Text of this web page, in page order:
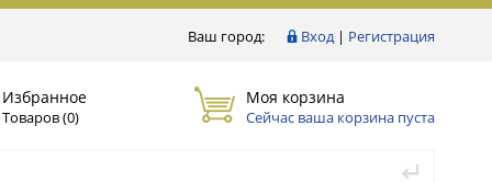
Ваш город: Вход| Регистрация
Избранное
Товаров (0)
Моя корзина
Сейчас ваша корзина пуста